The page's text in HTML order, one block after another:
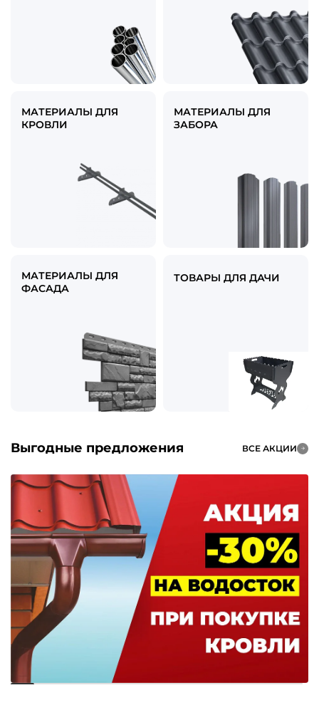
МАТЕРИАЛЫ ДЛЯ
КРОВЛИ
МАТЕРИАЛЫ ДЛЯ
ЗАБОРА
МАТЕРИАЛЫ ДЛЯ
ФАСАДА
ТОВАРЫ ДЛЯ ДАЧИ
Выгодные предложения ВСЕ АКЦИИ